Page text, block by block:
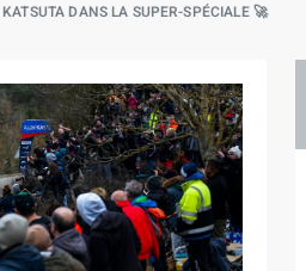
KATSUTA DANS LA SUPER-SPÉCIALE 🚀